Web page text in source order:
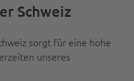
Schweiz
sorgt für eine hohe
unseres